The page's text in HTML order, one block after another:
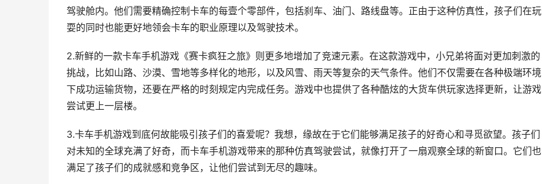
驾驶舱内。他们需要精确控制卡车的每壹个零部件，包括刹车、油门、路线盘等。正由于这种仿真性，孩子们在玩
耍的同时也能更好地领会卡车的职业原理以及驾驶技术。
2.新鲜的一款卡车手机游戏《赛卡疯狂之旅》则更多地增加了竞速元素。在这款游戏中，小兄弟将面对更加刺激的
挑战，比如山路、沙漠、雪地等多样化的地形，以及风雪、雨天等复杂的天气条件。他们不仅需要在各种极端环境
下成功运输货物，还要在严格的时刻规定内完成任务。游戏中也提供了各种酷炫的大货车供玩家选择更新，让游戏
尝试更上一层楼。
3.卡车手机游戏到底何故能吸引孩子们的喜爱呢？我想，缘故在于它们能够满足孩子的好奇心和寻觅欲望。孩子们
对未知的全球充满了好奇，而卡车手机游戏带来的那种仿真驾驶尝试，就像打开了一扇观察全球的新窗口。它们也
满足了孩子们的成就感和竞争区，让他们尝试到无尽的趣味。